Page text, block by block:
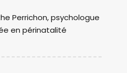
Perrichon, psychologue
en périnatalité